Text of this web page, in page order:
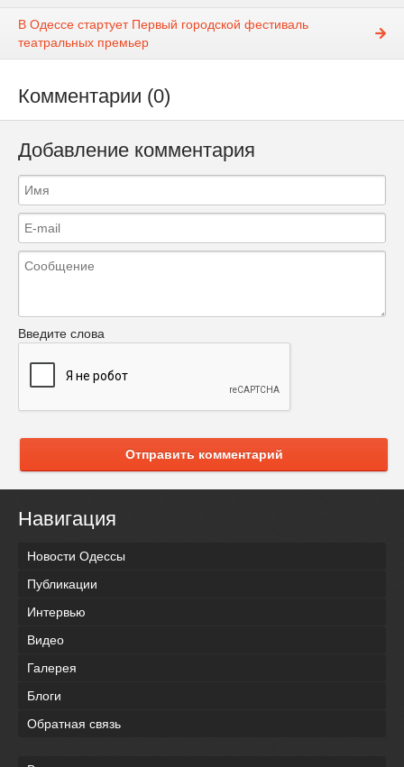
В Одессе стартует Первый городской фестиваль
театральных премьер
Комментарии (0)
Добавление комментария
Введите слова
Отправить комментарий
Навигация
Новости Одессы
Публикации
Интервью
Видео
Галерея
Блоги
Обратная связь